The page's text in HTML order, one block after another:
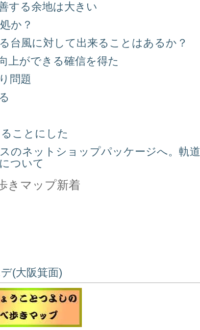
する余地は大きい
か？
台風に対して出来ることはあるか？
上ができる確信を得た
問題
ことにした
のネットショップパッケージへ。軌道
ついて
きマップ新着
(大阪箕面)